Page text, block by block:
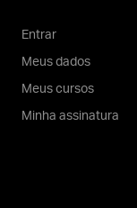
Entrar
Meus dados
Meus cursos
Minha assinatura